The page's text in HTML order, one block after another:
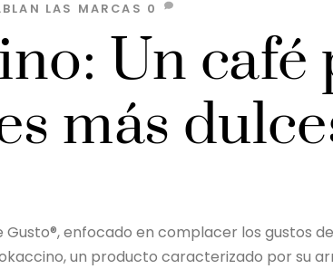
Un café
más
LAS MARCAS 0
Gusto®, enfocado en complacer los gustos
un producto caracterizado por su